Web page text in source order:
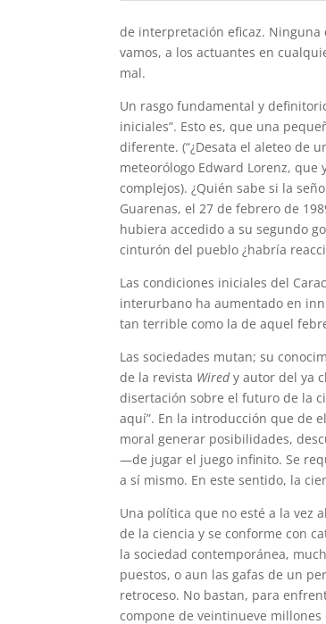
de interpretación eficaz.
vamos, a los actuantes en
mal.
Un rasgo fundamental y
iniciales”. Esto es, que una
diferente. (“¿Desata el aleteo de
meteorólogo Edward Lorenz, que
complejos). ¿Quién sabe si la
Guarenas, el 27 de febrero de
hubiera accedido a su segundo
cinturón del pueblo ¿habría
Las condiciones iniciales del
interurbano ha aumentado en
tan terrible como la de aquel
Las sociedades mutan; su
de la revista Wiredy autor del ya
disertación sobre el futuro de la
aquí”. En la introducción que de
moral generar posibilidades,
—de jugar el juego infinito. Se
a sí mismo. En este sentido, la
Una política que no esté a la vez
de la ciencia y se conforme con
la sociedad contemporánea,
puestos, o aun las gafas de un
retroceso. No bastan, para
compone de veintinueve